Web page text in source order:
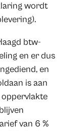
wordt
btw-
en er dus
en
is aan
van 6 %